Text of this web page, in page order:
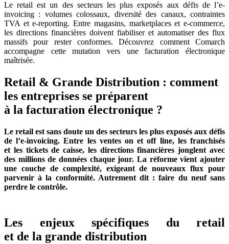
Le retail est un des secteurs les plus exposés aux défis de l’e-
invoicing : volumes colossaux, diversité des canaux, contraintes
TVA et e-reporting. Entre magasins, marketplaces et e-commerce,
les directions financières doivent fiabiliser et automatiser des flux
massifs pour rester conformes. Découvrez comment Comarch
accompagne cette mutation vers une facturation électronique
maîtrisée.
Retail & Grande Distribution : comment
les entreprises se préparent
à la facturation électronique ?
Le retail est sans doute un des secteurs les plus exposés aux défis
de l’e-invoicing. Entre les ventes on et off line, les franchisés
et les tickets de caisse, les directions financières jonglent avec
des millions de données chaque jour. La réforme vient ajouter
une couche de complexité, exigeant de nouveaux flux pour
parvenir à la conformité. Autrement dit : faire du neuf sans
perdre le contrôle.
Les enjeux spécifiques du retail
et de la grande distribution